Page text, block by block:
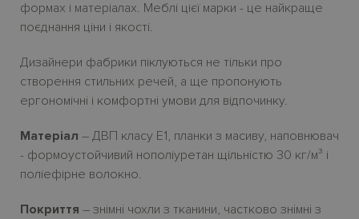
формах і матеріалах. Меблі цієї марки - це найкраще
поєднання ціни і якості.
Дизайнери фабрики піклуються не тільки про
створення стильних речей, а ще пропонують
ергономічнi і комфортнi умови для відпочинку.
Матеріал – ДВП класу E1, планки з масиву, наповнювач
- формоустойчивий нополіуретан щільністю 30 кг/м³ і
поліефірне волокно.
Покриття – знiмнi чохли з тканини, частково знiмнi з